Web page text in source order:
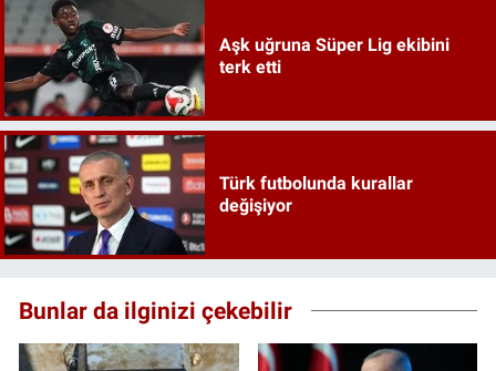
Aşk uğruna Süper Lig ekibini
terk etti
Türk futbolunda kurallar
değişiyor
Bunlar da ilginizi çekebilir